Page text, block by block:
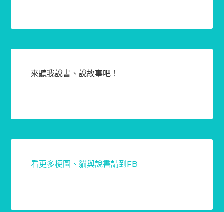
來聽我說書、說故事吧！
看更多梗圖、貓與說書請到FB